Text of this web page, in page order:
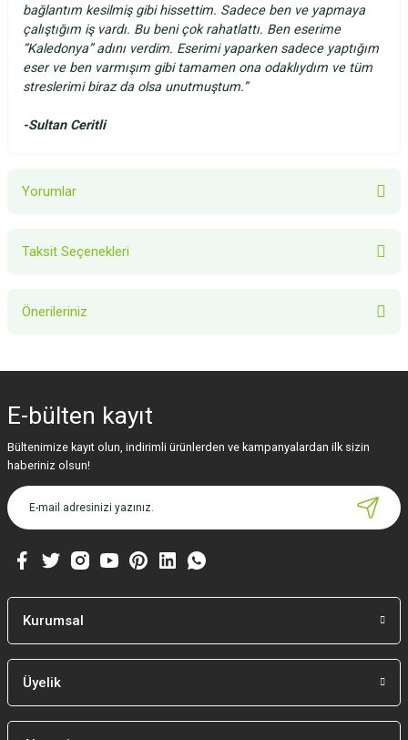
bağlantım kesilmiş gibi hissettim. Sadece ben ve yapmaya
çalıştığım iş vardı. Bu beni çok rahatlattı. Ben eserime
“Kaledonya” adını verdim. Eserimi yaparken sadece yaptığım
eser ve ben varmışım gibi tamamen ona odaklıydım ve tüm
streslerimi biraz da olsa unutmuştum.”
-Sultan Ceritli
Yorumlar
Taksit Seçenekleri
Önerileriniz
Görüş ve önerileriniz için teşekkür ederiz.
Ürün resmi kalitesiz, bozuk veya görüntülenemiyor.
Ürün açıklamasında eksik bilgiler bulunuyor.
Ürün bilgilerinde hatalar bulunuyor.
Bu ürüne benzer farklı alternatifler olmalı.
E-bülten kayıt
Bültenimize kayıt olun, indirimli ürünlerden ve kampanyalardan ilk sizin
haberiniz olsun!
Kurumsal
Üyelik